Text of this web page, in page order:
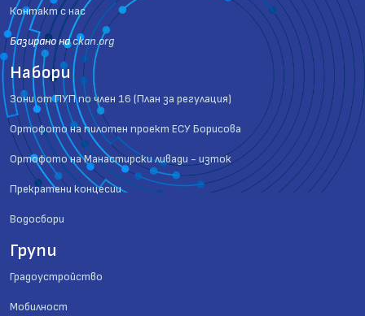
Контакт с нас
Базиранo наckan.org
Набори
Зони от ПУП по член 16 (План за регулация)
Ортофото на пилотен проект ЕСУ Борисова
Ортофото на Манастирски ливади - изток
Прекратени концесии
Водосбори
Групи
Градоустройство
Мобилност